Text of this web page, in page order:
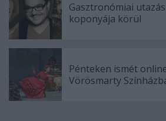
Gasztronómiai
koponyája körül
Pénteken ismét
Vörösmarty